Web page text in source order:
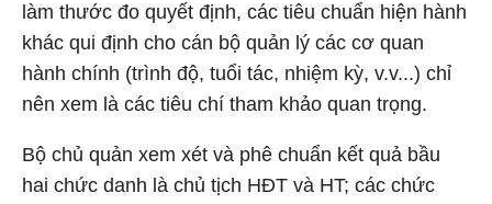
làm thước đo quyết định, các tiêu chuẩn hiện hành
khác qui định cho cán bộ quản lý các cơ quan
hành chính (trình độ, tuổi tác, nhiệm kỳ, v.v...) chỉ
nên xem là các tiêu chí tham khảo quan trọng.
Bộ chủ quản xem xét và phê chuẩn kết quả bầu
hai chức danh là chủ tịch HĐT và HT; các chức